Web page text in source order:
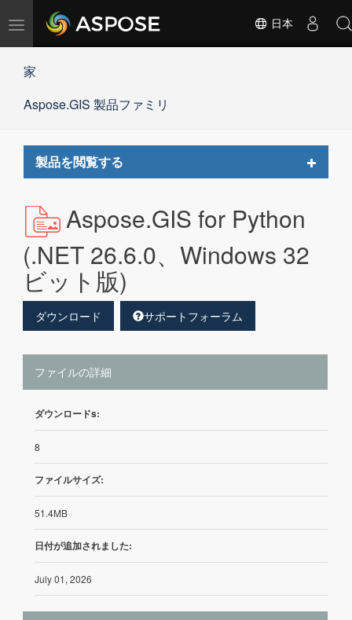
ナ
ー
ョ
切
日本
家
Aspose.GIS 製品ファミリ
製品を閲覧する
Toggle
Aspose.GIS for Python
(.NET 26.6.0、Windows 32
ビット版)
ダウンロード サポートフォーラム
ファイルの詳細
ダウンロードs:
8
ファイルサイズ:
51.4MB
日付が追加されました:
July 01, 2026